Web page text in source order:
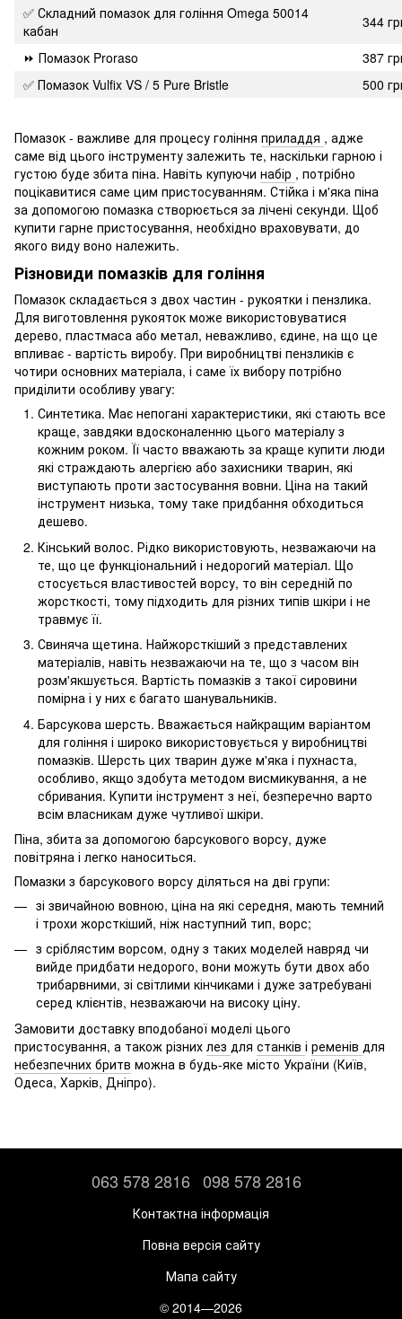
✅ Складний помазок для гоління Omega 50014
кабан
344
⏩ Помазок Proraso
387
✅ Помазок Vulfix VS / 5 Pure Bristle
500
Помазок - важливе для процесу гоління приладдя , адже
саме від цього інструменту залежить те, наскільки гарною і
густою буде збита піна. Навіть купуючи набір , потрібно
поцікавитися саме цим пристосуванням. Стійка і м'яка піна
за допомогою помазка створюється за лічені секунди. Щоб
купити гарне пристосування, необхідно враховувати, до
якого виду воно належить.
Різновиди помазків для гоління
Помазок складається з двох частин - рукоятки і пензлика.
Для виготовлення рукояток може використовуватися
дерево, пластмаса або метал, неважливо, єдине, на що це
впливає - вартість виробу. При виробництві пензликів є
чотири основних матеріала, і саме їх вибору потрібно
приділити особливу увагу:
Синтетика. Має непогані характеристики, які стають все
краще, завдяки вдосконаленню цього матеріалу з
кожним роком. Її часто вважають за краще купити люди
які страждають алергією або захисники тварин, які
виступають проти застосування вовни. Ціна на такий
інструмент низька, тому таке придбання обходиться
дешево.
Кінський волос. Рідко використовують, незважаючи на
те, що це функціональний і недорогий матеріал. Що
стосується властивостей ворсу, то він середній по
жорсткості, тому підходить для різних типів шкіри і не
травмує її.
Свиняча щетина. Найжорсткіший з представлених
матеріалів, навіть незважаючи на те, що з часом він
розм'якшується. Вартість помазків з такої сировини
помірна і у них є багато шанувальників.
Барсукова шерсть. Вважається найкращим варіантом
для гоління і широко використовується у виробництві
помазків. Шерсть цих тварин дуже м'яка і пухнаста,
особливо, якщо здобута методом висмикування, а не
сбривания. Купити інструмент з неї, безперечно варто
всім власникам дуже чутливої ​​шкіри.
Піна, збита за допомогою барсукового ворсу, дуже
повітряна і легко наноситься.
Помазки з барсукового ворсу діляться на дві групи:
зі звичайною вовною, ціна на які середня, мають темний
і трохи жорсткіший, ніж наступний тип, ворс;
з сріблястим ворсом, одну з таких моделей навряд чи
вийде придбати недорого, вони можуть бути двох або
трибарвними, зі світлими кінчиками і дуже затребувані
серед клієнтів, незважаючи на високу ціну.
Замовити доставку вподобаної моделі цього
пристосування, а також різних лез для станків і ременів для
небезпечних бритв можна в будь-яке місто України (Київ,
Одеса, Харків, Дніпро).
063 578 2816 098 578 2816
Контактна інформація
Повна версія сайту
Мапа сайту
© 2014—2026